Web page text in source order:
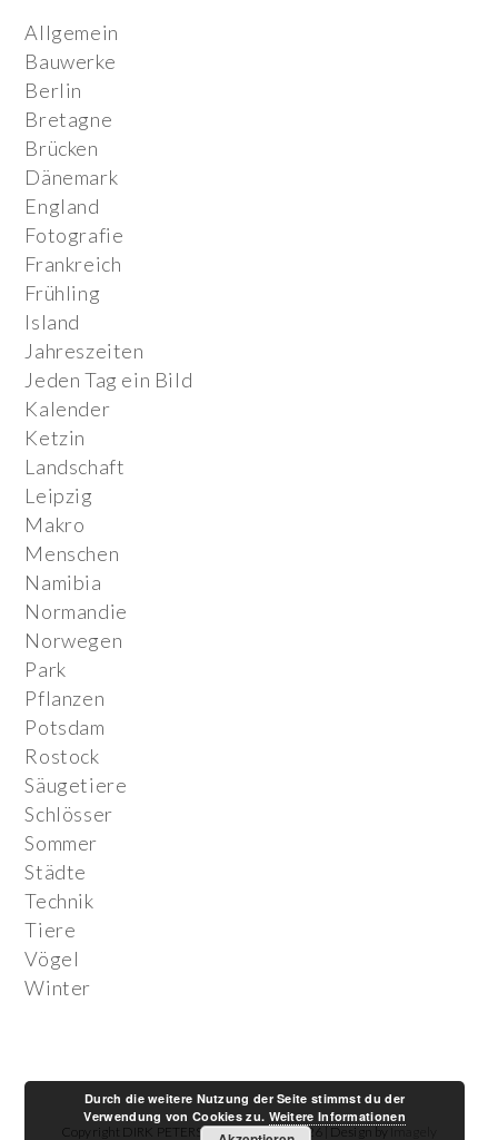
Allgemein
Bauwerke
Berlin
Bretagne
Brücken
Dänemark
England
Fotografie
Frankreich
Frühling
Island
Jahreszeiten
Jeden Tag ein Bild
Kalender
Ketzin
Landschaft
Leipzig
Makro
Menschen
Namibia
Normandie
Norwegen
Park
Pflanzen
Potsdam
Rostock
Säugetiere
Schlösser
Sommer
Städte
Technik
Tiere
Vögel
Winter
Copyright DIRK PETERS FOTOGRAFIE 2026 | Design by
Durch die weitere Nutzung der Seite stimmst du der
Verwendung von Cookies zu. Weitere Informationen